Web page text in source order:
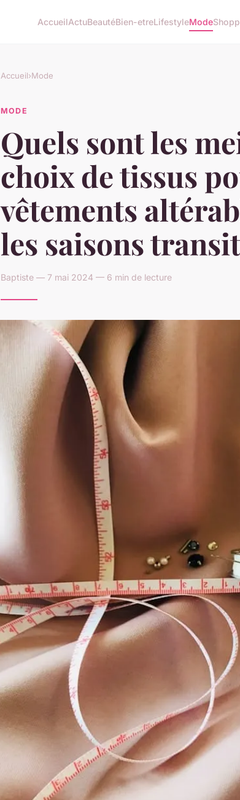
AccueilActuBeautéBien-etreLifestyleMode
Accueil›Mode
MODE
Quels sont les
choix de tissus
vêtements
les saisons
Baptiste — 7 mai 2024 — 6 min de lecture